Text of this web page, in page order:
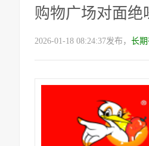
购物广场对面绝
2026-01-18 08:24:37发布， 长